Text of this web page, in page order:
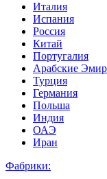
Италия
Испания
Россия
Китай
Португалия
Арабские
Турция
Германия
Польша
Индия
ОАЭ
Иран
Фабрики: